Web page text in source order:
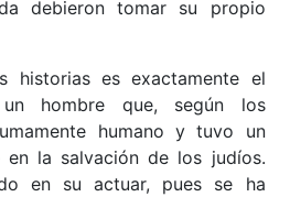
debieron tomar su propio
historias es exactamente el
hombre que, según los
humano y tuvo un
en la salvación de los judíos.
en su actuar, pues se ha